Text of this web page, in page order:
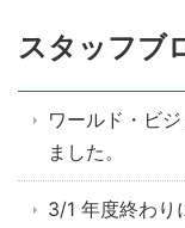
スタッフブ
ワールド・ビ
ました。
3/1 年度終わり